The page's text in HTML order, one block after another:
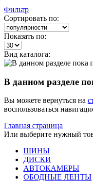
Фильтр
Сортировать по:
Показать по:
Вид каталога:
В данном разделе
Вы можете вернуться на
воспользоваться
Главная страница
Или выберите нужный
ШИНЫ
ДИСКИ
АВТОКАМЕРЫ
ОБОДНЫЕ ЛЕНТЫ